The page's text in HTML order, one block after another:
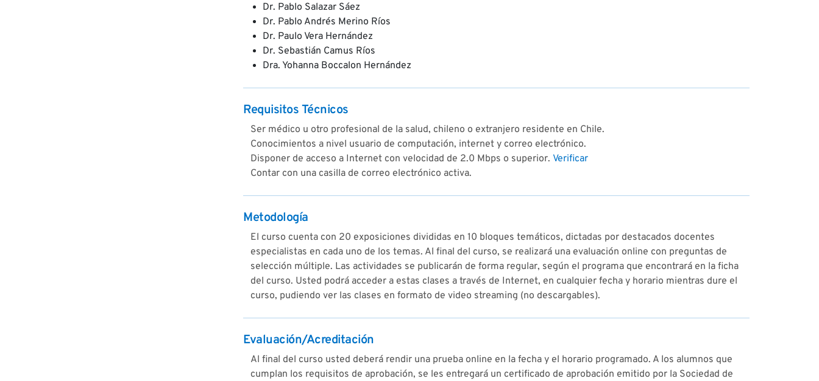
Dr. Pablo Salazar Sáez
Dr. Pablo Andrés Merino Ríos
Dr. Paulo Vera Hernández
Dr. Sebastián Camus Ríos
Dra. Yohanna Boccalon Hernández
Requisitos Técnicos
Ser médico u otro profesional de la salud, chileno o extranjero residente en Chile.
Conocimientos a nivel usuario de computación, internet y correo electrónico.
Disponer de acceso a Internet con velocidad de 2.0 Mbps o superior. Verificar
Contar con una casilla de correo electrónico activa.
Metodología
El curso cuenta con 20 exposiciones divididas en 10 bloques temáticos, dictadas por destacados docentes
especialistas en cada uno de los temas. Al final del curso, se realizará una evaluación online con preguntas de
selección múltiple. Las actividades se publicarán de forma regular, según el programa que encontrará en la ficha
del curso. Usted podrá acceder a estas clases a través de Internet, en cualquier fecha y horario mientras dure el
curso, pudiendo ver las clases en formato de video streaming (no descargables).
Evaluación/Acreditación
Al final del curso usted deberá rendir una prueba online en la fecha y el horario programado. A los alumnos que
cumplan los requisitos de aprobación, se les entregará un certificado de aprobación emitido por la Sociedad de